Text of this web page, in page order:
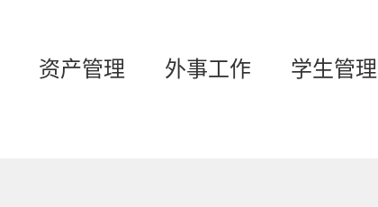
资产管理 外事工作 学生管理